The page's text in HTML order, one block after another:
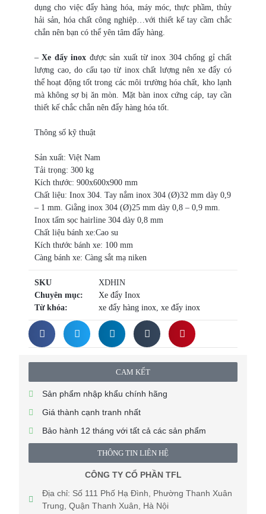
dụng cho việc đẩy hàng hóa, máy móc, thực phầm, thủy
hải sản, hóa chất công nghiệp…với thiết kế tay cầm chắc
chắn nên bạn có thể yên tâm đẩy hàng.
–Xe đẩy inox được sản xuất từ inox 304 chống gỉ chất
lượng cao, do cấu tạo từ inox chất lượng nên xe đẩy có
thể hoạt động tốt trong các môi trường hóa chất, kho lạnh
mà không sợ bị ăn mòn. Mặt bàn inox cứng cáp, tay cần
thiết kế chắc chắn nên đẩy hàng hóa tốt.
Thông số kỹ thuật
Sản xuất: Việt Nam
Tải trọng: 300 kg
Kích thước: 900x600x900 mm
Chất liệu: Inox 304. Tay nắm inox 304 (Ø)32 mm dày 0,9
– 1 mm. Giằng inox 304 (Ø)25 mm dày 0,8 – 0,9 mm.
Inox tấm sọc hairline 304 dày 0,8 mm
Chất liệu bánh xe:Cao su
Kích thước bánh xe: 100 mm
Càng bánh xe: Càng sắt mạ niken
SKU
XDHIN
Chuyên mục:
Xe đẩy Inox
Từ khóa:
xe đẩy hàng inox, xe đẩy inox
CAM KẾT
Sản phẩm nhập khẩu chính hãng
Giá thành cạnh tranh nhất
Bảo hành 12 tháng với tất cả các sản phẩm
THÔNG TIN LIÊN HỆ
CÔNG TY CỔ PHẦN TFL
Địa chỉ: Số 111 Phố Hạ Đình, Phường Thanh Xuân
Trung, Quận Thanh Xuân, Hà Nội